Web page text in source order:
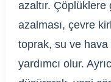
azaltır. Çöplüklere
azalması, çevre
toprak, su ve hava
yardımcı olur.